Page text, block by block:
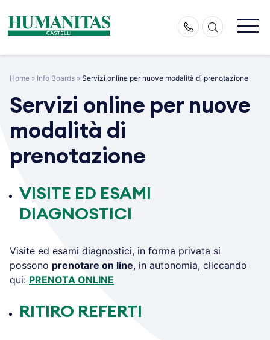
content
Home » Info Boards » Servizi online per nuove modalità di prenotazione
Servizi online per nuove
modalità di
prenotazione
VISITE ED ESAMI
DIAGNOSTICI
Visite ed esami diagnostici, in forma privata si
possono prenotare on line, in autonomia, cliccando
qui: PRENOTA ONLINE
RITIRO REFERTI